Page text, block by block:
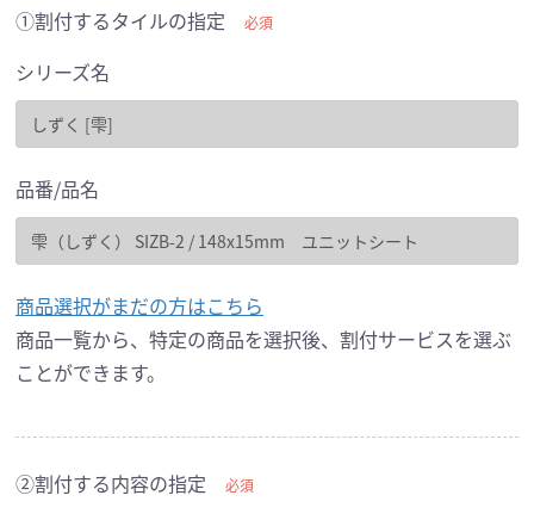
①割付するタイルの指定 必須
シリーズ名
品番/品名
商品選択がまだの方はこちら
商品一覧から、特定の商品を選択後、割付サービスを選ぶ
ことができます。
②割付する内容の指定 必須